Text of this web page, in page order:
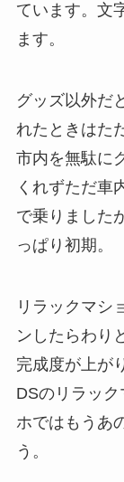
ています。文
ます。
グッズ以外だ
れたときはた
市内を無駄に
くれずただ車
で乗りました
っぱり初期。
リラックマシ
ンしたらわり
完成度が上が
DSのリラッ
ホではもうあ
う。